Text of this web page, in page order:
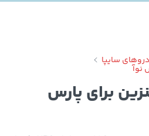
سایپا
برای پارس